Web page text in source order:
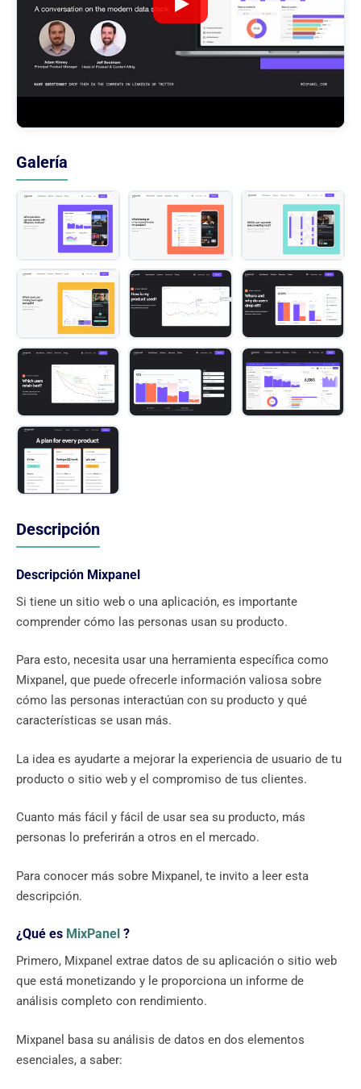
Galería
Descripción
Descripción Mixpanel
Si tiene un sitio web o una aplicación, es importante
comprender cómo las personas usan su producto.
Para esto, necesita usar una herramienta específica como
Mixpanel, que puede ofrecerle información valiosa sobre
cómo las personas interactúan con su producto y qué
características se usan más.
La idea es ayudarte a mejorar la experiencia de usuario de tu
producto o sitio web y el compromiso de tus clientes.
Cuanto más fácil y fácil de usar sea su producto, más
personas lo preferirán a otros en el mercado.
Para conocer más sobre Mixpanel, te invito a leer esta
descripción.
¿Qué es MixPanel ?
Primero, Mixpanel extrae datos de su aplicación o sitio web
que está monetizando y le proporciona un informe de
análisis completo con rendimiento.
Mixpanel basa su análisis de datos en dos elementos
esenciales, a saber: